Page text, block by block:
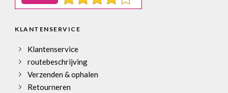
KLANTENSERVICE
Klantenservice
routebeschrijving
Verzenden & ophalen
Retourneren